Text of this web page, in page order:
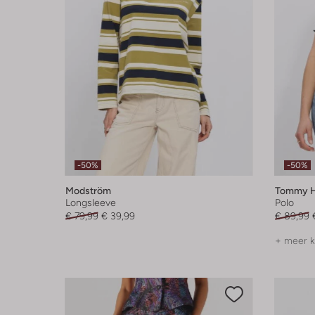
-50%
Modström
Longsleeve
€ 79,99 € 39,99
-50%
Tommy
Polo
€ 89,99
+ meer